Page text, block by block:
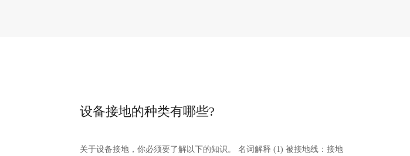
设备接地的种类有哪些?
关于设备接地，你必须要了解以下的知识。 名词解释 (1) 被接地线：接地